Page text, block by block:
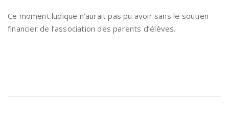
Ce moment ludique n’aurait pas pu avoir sans le soutien
financier de l’association des parents d’élèves.